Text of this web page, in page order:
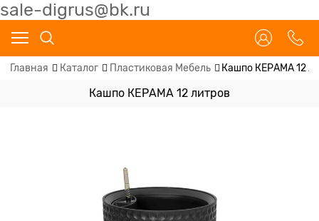
sale-digrus@bk.ru
Главная Каталог Пластиковая Мебель Кашпо КЕРАМА 12
Кашпо КЕРАМА 12 литров